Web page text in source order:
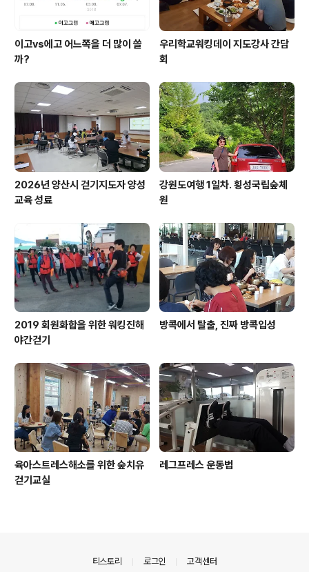
이고vs에고 어느쪽을 더 많이 쓸
까?
우리학교워킹데이 지도강사 간담
회
2026년 양산시 걷기지도자 양성
교육 성료
강원도여행 1일차. 횡성국립숲체
원
2019 회원화합을 위한 워킹진해
야간걷기
방콕에서 탈출, 진짜 방콕입성
육아스트레스해소를 위한 숲치유
걷기교실
레그프레스 운동법
티스토리 로그인 고객센터